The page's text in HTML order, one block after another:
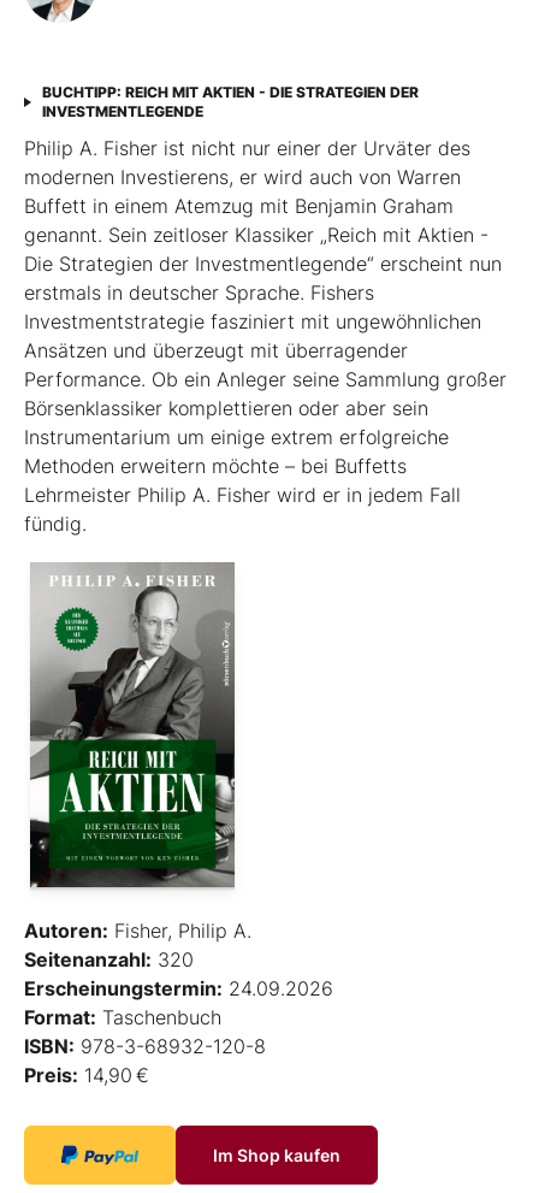
BUCHTIPP: REICH MIT AKTIEN - DIE STRATEGIEN DER
INVESTMENTLEGENDE
Philip A. Fisher ist nicht nur einer der Urväter des
modernen Investierens, er wird auch von Warren
Buffett in einem Atemzug mit Benjamin Graham
genannt. Sein zeitloser Klassiker „Reich mit Aktien -
Die Strategien der Investmentlegende“ erscheint nun
erstmals in deutscher Sprache. Fishers
Investmentstrategie fasziniert mit ungewöhnlichen
Ansätzen und überzeugt mit überragender
Performance. Ob ein Anleger seine Sammlung großer
Börsenklassiker komplettieren oder aber sein
Instrumentarium um einige extrem erfolgreiche
Methoden erweitern möchte – bei Buffetts
Lehrmeister Philip A. Fisher wird er in jedem Fall
fündig.
Autoren: Fisher, Philip A.
Seitenanzahl: 320
Erscheinungstermin: 24.09.2026
Format: Taschenbuch
ISBN: 978-3-68932-120-8
Preis: 14,90 €
Im Shop kaufen